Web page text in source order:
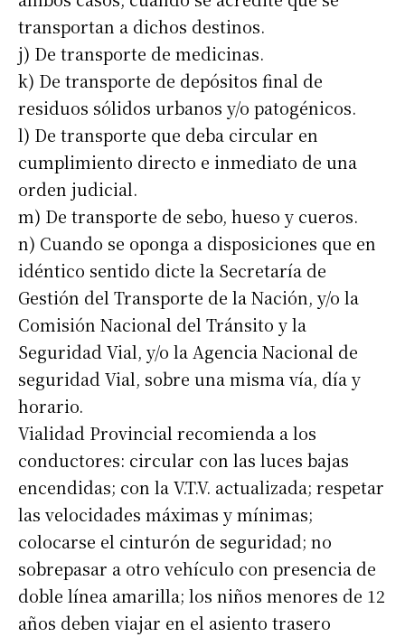
Dirección de correo electrónico*
Apellidos
Número de teléfono
transportan a dichos destinos.
j) De transporte de medicinas.
k) De transporte de depósitos final de
residuos sólidos urbanos y/o patogénicos.
l) De transporte que deba circular en
cumplimiento directo e inmediato de una
orden judicial.
m) De transporte de sebo, hueso y cueros.
n) Cuando se oponga a disposiciones que en
idéntico sentido dicte la Secretaría de
Gestión del Transporte de la Nación, y/o la
Comisión Nacional del Tránsito y la
Seguridad Vial, y/o la Agencia Nacional de
seguridad Vial, sobre una misma vía, día y
horario.
Vialidad Provincial recomienda a los
conductores: circular con las luces bajas
encendidas; con la V.T.V. actualizada; respetar
las velocidades máximas y mínimas;
colocarse el cinturón de seguridad; no
sobrepasar a otro vehículo con presencia de
doble línea amarilla; los niños menores de 12
años deben viajar en el asiento trasero